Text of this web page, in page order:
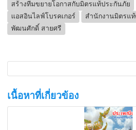
สร้างทีมขยายโอกาสกับมิตรแท้ประกันภัย
แอสอินไลฟ์โบรคเกอร์
สำนักงานมิตรแท้
พัฒนศักดิ์ สายศรี
เนื้อหาที่เกี่ยวข้อง